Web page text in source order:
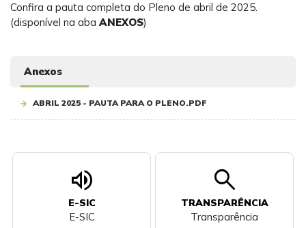
Confira a pauta completa do Pleno de abril de 2025.
(disponível na abaANEXOS)
Anexos
ABRIL 2025 - PAUTA PARA O PLENO.PDF
volume_up
E-SIC
E-SIC
search
TRANSPARÊNCIA
Transparência